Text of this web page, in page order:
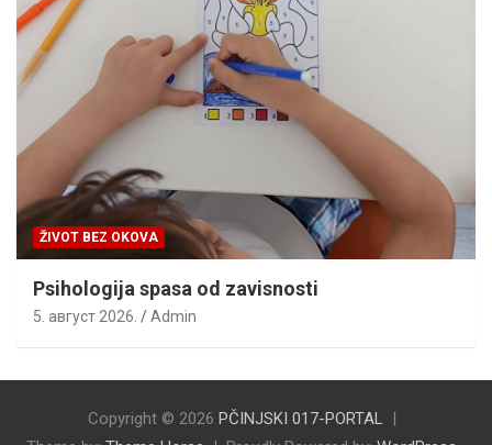
ŽIVOT BEZ OKOVA
Psihologija spasa od zavisnosti
5. август 2026. Admin
Copyright © 2026 PČINJSKI 017-PORTAL